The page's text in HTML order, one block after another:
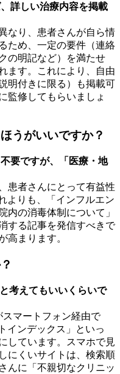
詳しい治療内容を掲載
なり、患者さんが自ら情
ため、一定の要件（連絡
の明記など）を満たせ
ます。これにより、自由
明付きに限る）も掲載可
監修してもらいましょ
うがいいですか？
要ですが、「医療・地
患者さんにとって有益性
よりも、「インフルエン
内の消毒体制について」
する記事を発信すべきで
高まります。
考えてもいいくらいで
マートフォン経由で
インデックス」といっ
しています。スマホで見
にくいサイトは、検索順
んに「不親切なクリニッ